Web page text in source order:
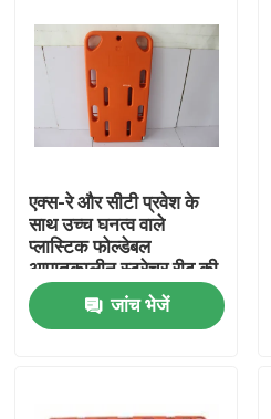
एक्स-रे और सीटी प्रवेश के
साथ उच्च घनत्व वाले
प्लास्टिक फोल्डेबल
आपातकालीन स्ट्रेचर रीढ़ की
हड्डी बोर्ड
जांच भेजें